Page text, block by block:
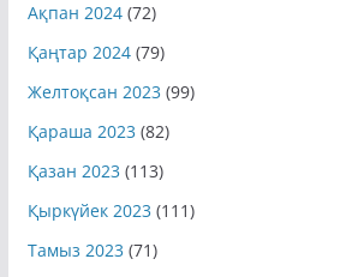
Ақпан 2024(72)
Қаңтар 2024(79)
Желтоқсан 2023 (99)
Қараша 2023 (82)
Қазан 2023 (113)
Қыркүйек 2023 (111)
Тамыз 2023 (71)